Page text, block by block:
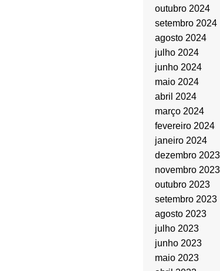
outubro 2024
setembro 2024
agosto 2024
julho 2024
junho 2024
maio 2024
abril 2024
março 2024
fevereiro 2024
janeiro 2024
dezembro 2023
novembro 2023
outubro 2023
setembro 2023
agosto 2023
julho 2023
junho 2023
maio 2023